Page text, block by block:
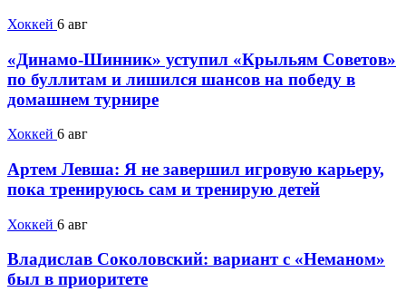
Хоккей 6 авг
«Динамо-Шинник» уступил «Крыльям Советов»
по буллитам и лишился шансов на победу в
домашнем турнире
Хоккей 6 авг
Артем Левша: Я не завершил игровую карьеру,
пока тренируюсь сам и тренирую детей
Хоккей 6 авг
Владислав Соколовский: вариант с «Неманом»
был в приоритете